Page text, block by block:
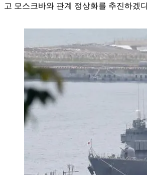
고 모스크바와 관계 정상화를 추진하겠